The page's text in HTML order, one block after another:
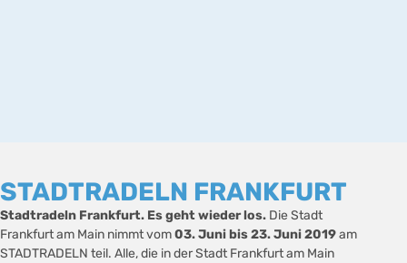
STADTRADELN FRANKFURT
Stadtradeln Frankfurt. Es geht wieder los. Die Stadt
Frankfurt am Main nimmt vom03. Juni bis 23. Juni 2019am
STADTRADELN teil. Alle, die in der Stadt Frankfurt am Main